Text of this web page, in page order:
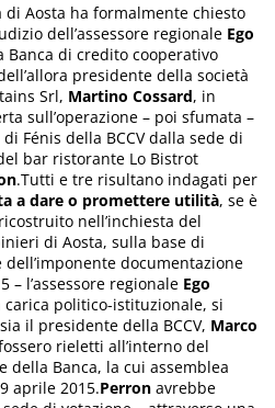
di Aosta ha formalmente chiesto
dell’assessore regionale Ego
Banca di credito cooperativo
presidente della società
Srl, Martino Cossard, in
sull’operazione – poi sfumata –
Fénis della BCCV dalla sede di
bar ristorante Lo Bistrot
.Tutti e tre risultano indagati per
a dare o promettere utilità, se è
nell’inchiesta del
di Aosta, sulla base di
documentazione
– l’assessore regionale Ego
carica politico-istituzionale, si
il presidente della BCCV, Marco
rieletti all’interno del
della Banca, la cui assemblea
aprile 2015.Perron avrebbe